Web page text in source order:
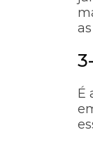
É